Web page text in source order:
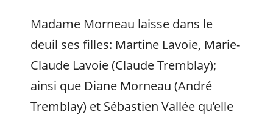
Madame Morneau laisse dans le
deuil ses filles: Martine Lavoie, Marie-
Claude Lavoie (Claude Tremblay);
ainsi que Diane Morneau (André
Tremblay) et Sébastien Vallée qu’elle